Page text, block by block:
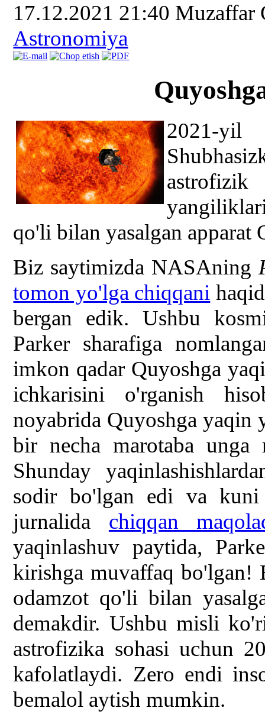
17.12.2021 21:40 Muzaffar
Astronomiya
2021-yil
qo'li bilan yasalgan
Biz saytimizda NASAning
tomon yo'lga chiqqani
bergan edik. Ushbu
Parker sharafiga
imkon qadar Quyoshga
ichkarisini o'rganish
noyabrida Quyoshga yaqin
bir necha marotaba unga
Shunday
sodir bo'lgan edi va kuni
jurnalida chiqqan
yaqinlashuv paytida,
kirishga muvaffaq bo'lgan!
odamzot qo'li bilan
demakdir. Ushbu misli
astrofizika sohasi uchun
kafolatlaydi. Zero endi
bemalol aytish mumkin.